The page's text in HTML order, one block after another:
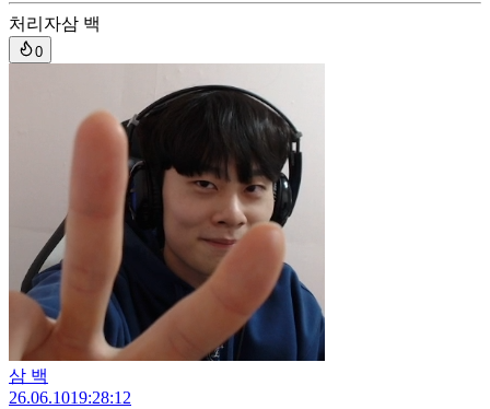
처리자삼 백
0
삼 백
26.06.1019:28:12